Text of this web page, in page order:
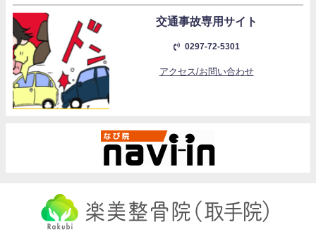
交通事故専用サイト
0297-72-5301
アクセス/お問い合わせ